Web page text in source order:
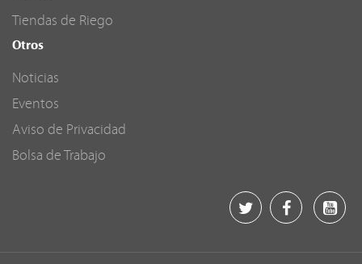
Tiendas de Riego
Otros
Noticias
Eventos
Aviso de Privacidad
Bolsa de Trabajo